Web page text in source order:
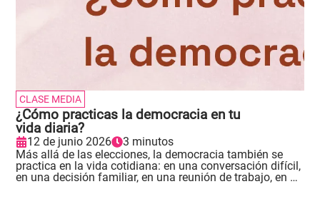
CLASE MEDIA
¿Cómo practicas la democracia en tu
vida diaria?
12 de junio 2026
3 minutos
Más allá de las elecciones, la democracia también se
practica en la vida cotidiana: en una conversación difícil,
en una decisión familiar, en una reunión de trabajo, en un